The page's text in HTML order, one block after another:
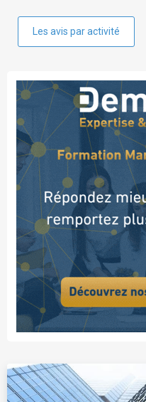
Les avis par activité